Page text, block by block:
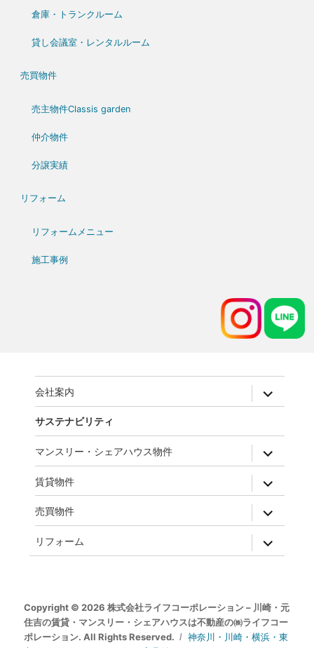
倉庫・トランクルーム
貸し会議室・レンタルルーム
売買物件
売主物件Classis garden
仲介物件
分譲実績
リフォーム
リフォームメニュー
施工事例
会社案内 expand
child
menu
サステナビリティ
マンスリー・シェアハウス物件 expand
child
menu
賃貸物件 expand
child
menu
売買物件 expand
child
menu
リフォーム expand
child
menu
Copyright © 2026 株式会社ライフコーポレーション – 川崎・元
住吉の賃貸・マンスリー・シェアハウスは不動産の㈱ライフコー
ポレーション. All Rights Reserved.
神奈川・川崎・横浜・東